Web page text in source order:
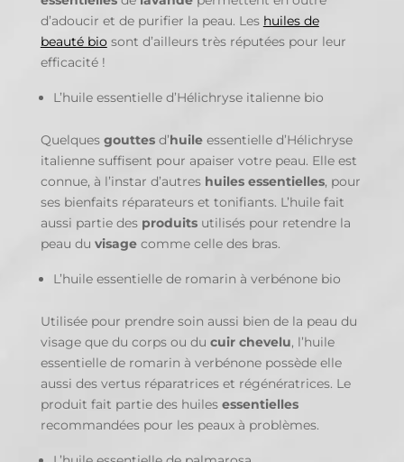
d’adoucir et de purifier la peau. Les huiles de
beauté biosont d’ailleurs très réputées pour leur
efficacité !
L’huile essentielle d’Hélichryse italienne bio
Quelques gouttes d’huileessentielle d’Hélichryse
italienne suffisent pour apaiser votre peau. Elle est
connue, à l’instar d’autres huiles essentielles, pour
ses bienfaits réparateurs et tonifiants. L’huile fait
aussi partie des produitsutilisés pour retendre la
peau du visagecomme celle des bras.
L’huile essentielle de romarin à verbénone bio
Utilisée pour prendre soin aussi bien de la peau du
visage que du corps ou du cuir chevelu, l’huile
essentielle de romarin à verbénone possède elle
aussi des vertus réparatrices et régénératrices. Le
produit fait partie des huiles essentielles
recommandées pour les peaux à problèmes.